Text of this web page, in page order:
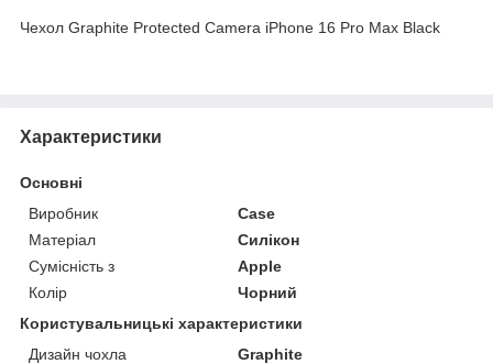
Чехол Graphite Protected Camera iPhone 16 Pro Max Black
Характеристики
Основні
Виробник
Case
Матеріал
Силікон
Сумісність з
Apple
Колір
Чорний
Користувальницькі характеристики
Дизайн чохла
Graphite